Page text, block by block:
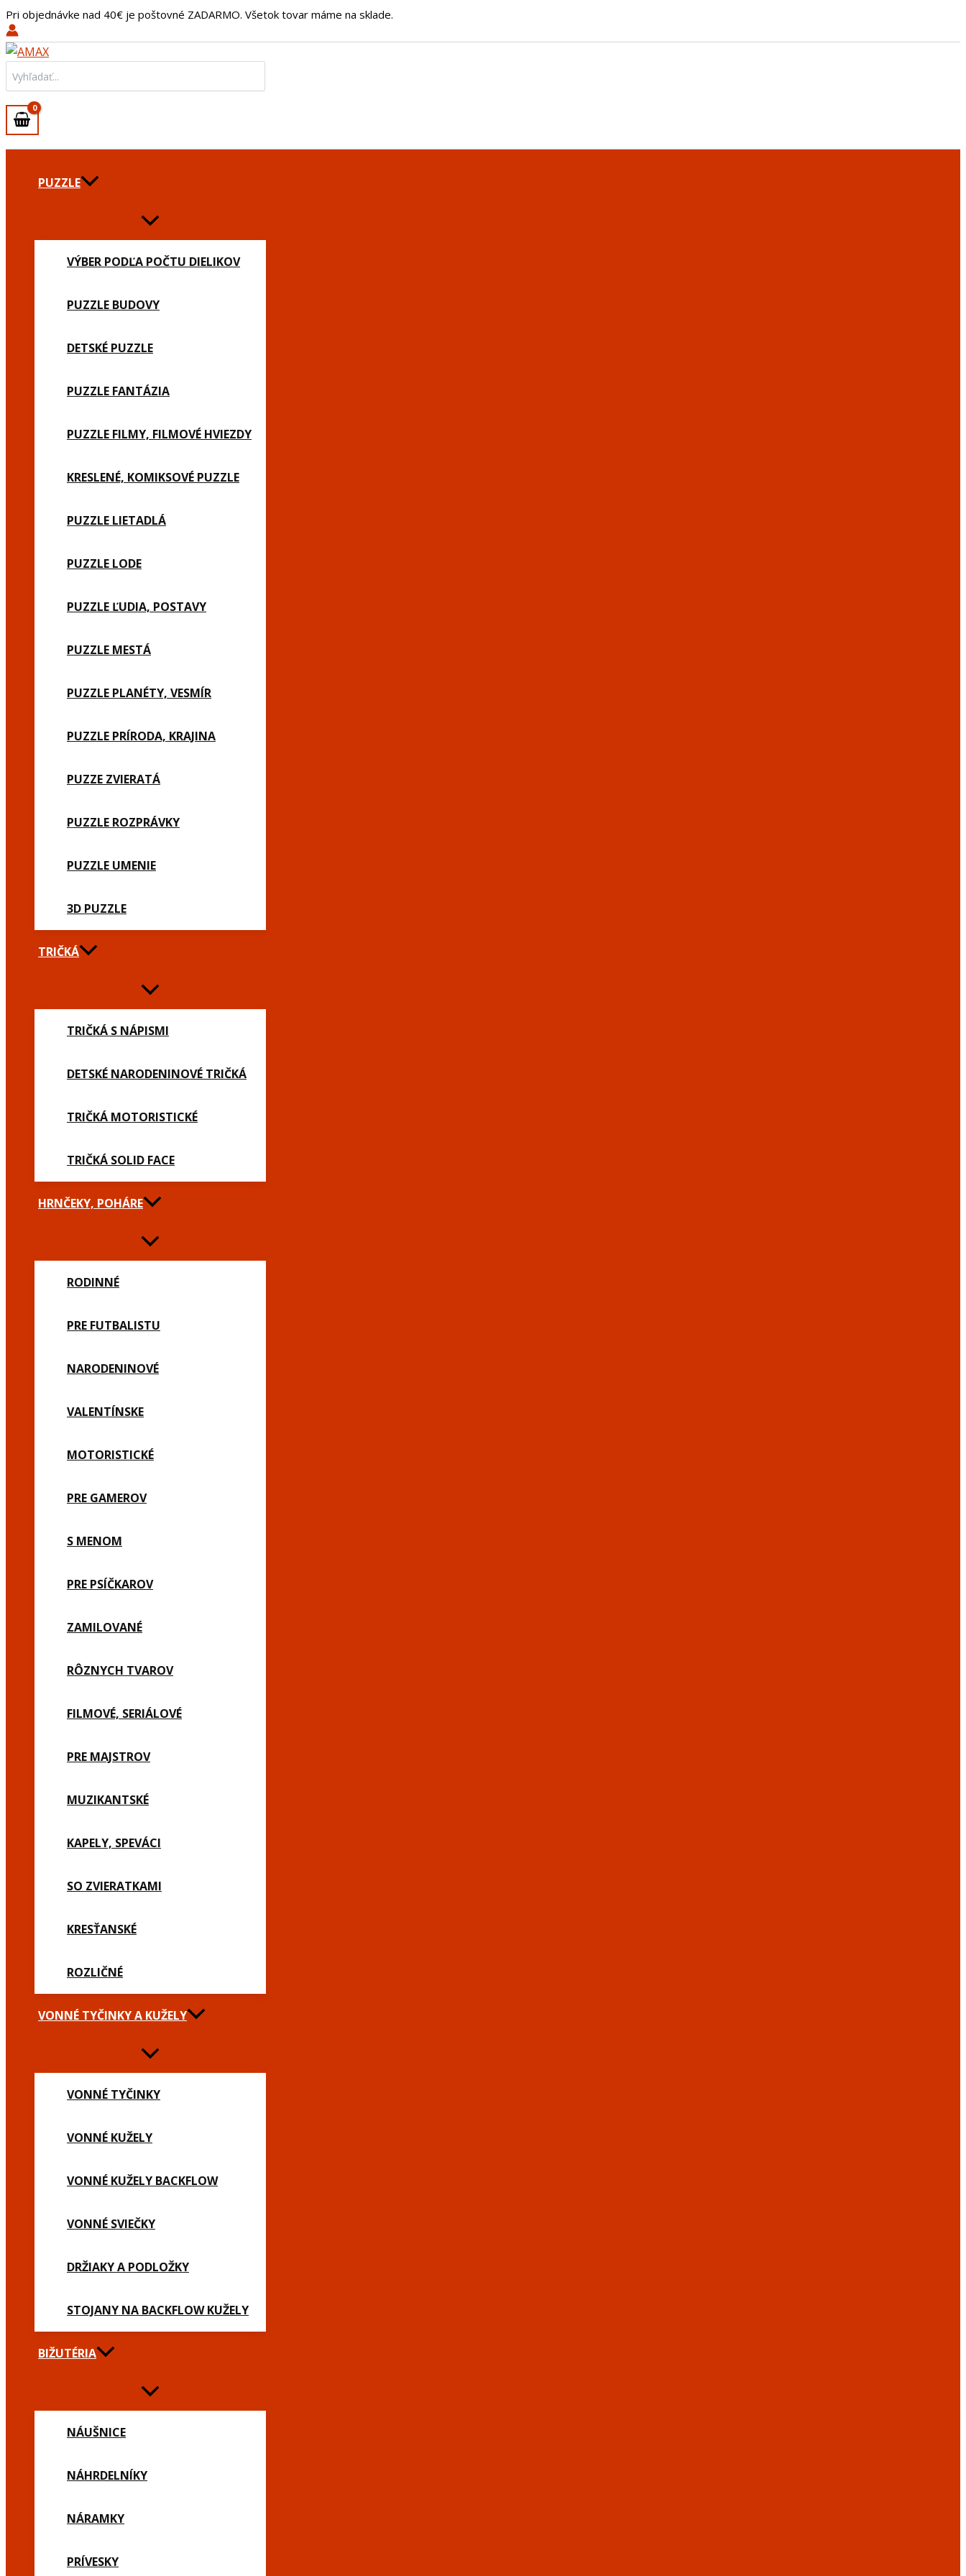
Preskočiť
na
obsah
Pri objednávke nad 40€ je poštovné ZADARMO. Všetok tovar máme na sklade.
for:
PUZZLE
VÝBER PODĽA POČTU DIELIKOV
PUZZLE BUDOVY
DETSKÉ PUZZLE
PUZZLE FANTÁZIA
PUZZLE FILMY, FILMOVÉ HVIEZDY
KRESLENÉ, KOMIKSOVÉ PUZZLE
PUZZLE LIETADLÁ
PUZZLE LODE
PUZZLE ĽUDIA, POSTAVY
PUZZLE MESTÁ
PUZZLE PLANÉTY, VESMÍR
PUZZLE PRÍRODA, KRAJINA
PUZZE ZVIERATÁ
PUZZLE ROZPRÁVKY
PUZZLE UMENIE
3D PUZZLE
TRIČKÁ
TRIČKÁ S NÁPISMI
DETSKÉ NARODENINOVÉ TRIČKÁ
TRIČKÁ MOTORISTICKÉ
TRIČKÁ SOLID FACE
HRNČEKY, POHÁRE
RODINNÉ
PRE FUTBALISTU
NARODENINOVÉ
VALENTÍNSKE
MOTORISTICKÉ
PRE GAMEROV
S MENOM
PRE PSÍČKAROV
ZAMILOVANÉ
RÔZNYCH TVAROV
FILMOVÉ, SERIÁLOVÉ
PRE MAJSTROV
MUZIKANTSKÉ
KAPELY, SPEVÁCI
SO ZVIERATKAMI
KRESŤANSKÉ
ROZLIČNÉ
VONNÉ TYČINKY A KUŽELY
VONNÉ TYČINKY
VONNÉ KUŽELY
VONNÉ KUŽELY BACKFLOW
VONNÉ SVIEČKY
DRŽIAKY A PODLOŽKY
STOJANY NA BACKFLOW KUŽELY
BIŽUTÉRIA
NÁUŠNICE
NÁHRDELNÍKY
NÁRAMKY
PRÍVESKY
Hrnček
s
menom
obláčik